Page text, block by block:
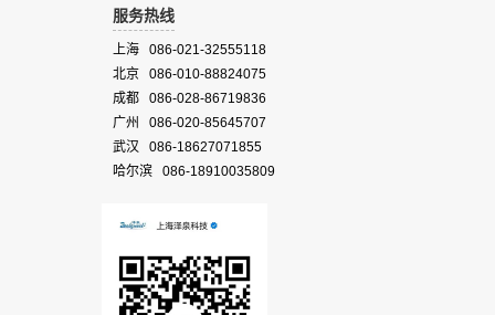
服务热线
上海 086-021-32555118
北京 086-010-88824075
成都 086-028-86719836
广州 086-020-85645707
武汉 086-18627071855
哈尔滨 086-18910035809